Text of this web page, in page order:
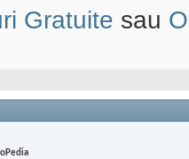
Gratuite sau